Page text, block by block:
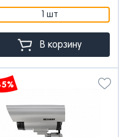
1 шт
В корзину